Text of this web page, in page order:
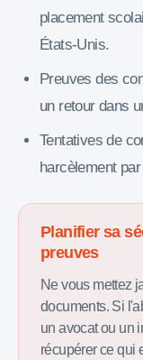
placement
États-Unis.
Preuves des
un retour dans
Tentatives de
harcèlement
Planifier sa
preuves
Ne vous mettez
documents. Si
un avocat ou un
récupérer ce qui